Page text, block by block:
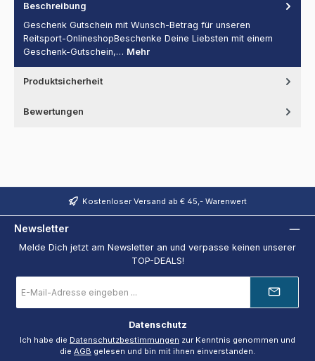
Beschreibung
Geschenk Gutschein mit Wunsch-Betrag für unseren
Reitsport-OnlineshopBeschenke Deine Liebsten mit einem
Geschenk-Gutschein,… Mehr
Produktsicherheit
Bewertungen
Kostenloser Versand ab € 45,- Warenwert
Newsletter
Melde Dich jetzt am Newsletter an und verpasse keinen unserer
TOP-DEALS!
Mail-
Adresse
Datenschutz
Ich habe die Datenschutzbestimmungen zur Kenntnis genommen und
die AGB gelesen und bin mit ihnen einverstanden.